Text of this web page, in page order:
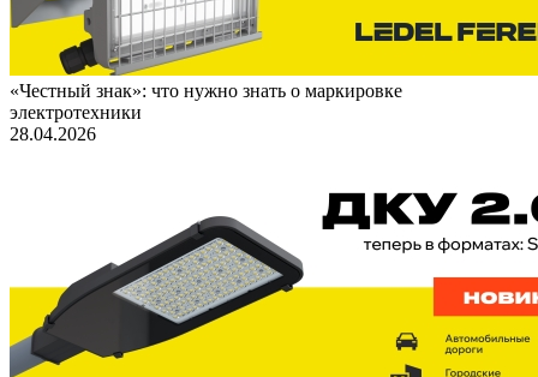
«Честный знак»: что нужно знать о маркировке
электротехники
28.04.2026